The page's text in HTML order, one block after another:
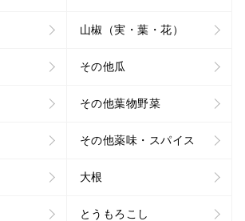
山椒（実・葉・花）
その他瓜
その他葉物野菜
その他薬味・スパイス
大根
とうもろこし